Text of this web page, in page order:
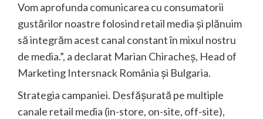
Vom aprofunda comunicarea cu consumatorii
gustărilor noastre folosind retail media și plănuim
să integrăm acest canal constant în mixul nostru
de media.”, a declarat Marian Chiracheș, Head of
Marketing Intersnack România și Bulgaria.
Strategia campaniei. Desfășurată pe multiple
canale retail media (in-store, on-site, off-site),